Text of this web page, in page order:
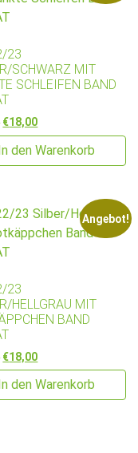
23
SCHWARZ MIT
SCHLEIFEN BAND
Ursprünglicher Preis war:
€18,00Aktueller Preis ist:
den Warenkorb
Angebot!
23
HELLGRAU MIT
BAND
Ursprünglicher Preis war:
€18,00Aktueller Preis ist:
In den Warenkorb